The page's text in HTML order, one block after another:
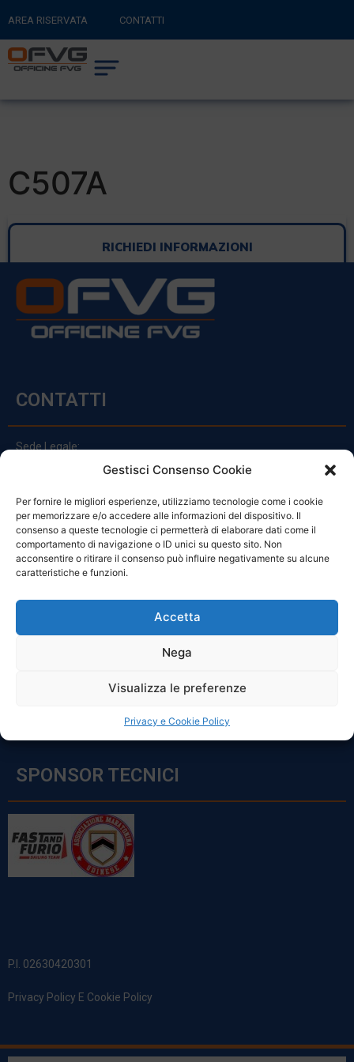
Gestisci Consenso Cookie
Per fornire le migliori esperienze, utilizziamo tecnologie come i cookie
per memorizzare e/o accedere alle informazioni del dispositivo. Il
consenso a queste tecnologie ci permetterà di elaborare dati come il
comportamento di navigazione o ID unici su questo sito. Non
acconsentire o ritirare il consenso può influire negativamente su alcune
caratteristiche e funzioni.
Accetta
Nega
Visualizza le preferenze
Privacy e Cookie Policy
AREA RISERVATA CONTATTI
RITORNA AL SITO PRINCIPALE
CARRELLO
C507A
RICHIEDI INFORMAZIONI
CONTATTI
Sede Legale:
Via Principe Di Udine 144
clienti@officinefvg.it
info@officinefvg.it
posta@officinefvgpec.It
ORARI
Sabato: 8:00 – 12:00
SPONSOR TECNICI
P.I. 02630420301
Privacy Policy E Cookie Policy